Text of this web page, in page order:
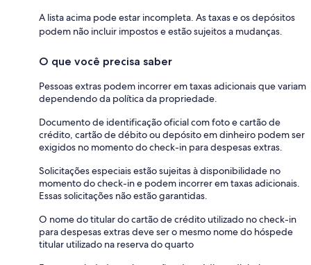
A lista acima pode estar incompleta. As taxas e os depósitos
podem não incluir impostos e estão sujeitos a mudanças.
O que você precisa saber
Pessoas extras podem incorrer em taxas adicionais que variam
dependendo da política da propriedade.
Documento de identificação oficial com foto e cartão de
crédito, cartão de débito ou depósito em dinheiro podem ser
exigidos no momento do check-in para despesas extras.
Solicitações especiais estão sujeitas à disponibilidade no
momento do check-in e podem incorrer em taxas adicionais.
Essas solicitações não estão garantidas.
O nome do titular do cartão de crédito utilizado no check-in
para despesas extras deve ser o mesmo nome do hóspede
titular utilizado na reserva do quarto